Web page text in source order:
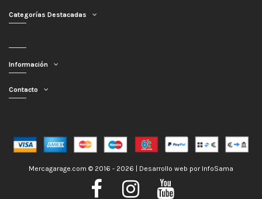
Categorías Destacadas
Información
Contacto
Mercagarage.com © 2016 - 2026 | Desarrollo web por InfoSama